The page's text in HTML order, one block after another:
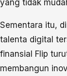
yang tidak
Sementara itu,
talenta digital
finansial Flip
membangun